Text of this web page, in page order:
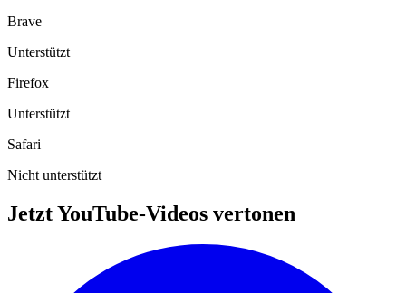
Brave
Unterstützt
Firefox
Unterstützt
Safari
Nicht unterstützt
Jetzt YouTube-Videos vertonen